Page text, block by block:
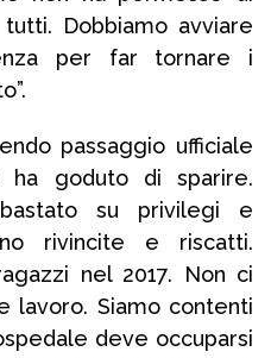
Dobbiamo avviare
per far tornare i
passaggio ufficiale
goduto di sparire.
su privilegi e
rivincite e riscatti.
nel 2017. Non ci
lavoro. Siamo contenti
deve occuparsi